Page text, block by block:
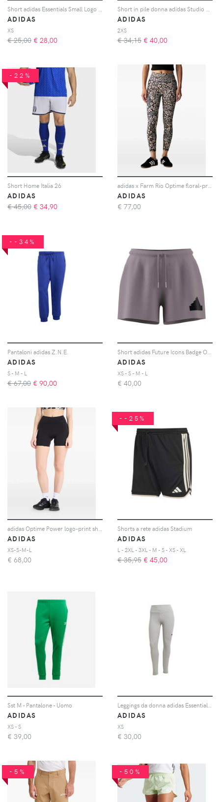
ADIDAS
XS
€ 25,00 € 28,00
ADIDAS
2XS
€ 34,15 € 40,00
-22%
Short Home Italia 26
ADIDAS
€ 45,00 € 34,90
ADIDAS
€ 77,00
--34%
Pantaloni adidas Z.N.E.
ADIDAS
S - M - L
€ 67,00 € 90,00
ADIDAS
XS - S - M - L
€ 40,00
ADIDAS
XS-S-M-L
€ 68,00
--25%
Shorts a rete adidas Stadium
ADIDAS
L - 2XL - 3XL - M - S - XS - XL
€ 35,95 € 45,00
Sst M - Pantalone - Uomo
ADIDAS
XS - S
€ 39,00
ADIDAS
XS
€ 30,00
-5% -50%